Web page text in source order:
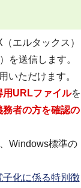
エルタックス）
を送信します。
いただけます。
用URLファイルを
者の方を確認の
Windows標準の
化に係る特別徴